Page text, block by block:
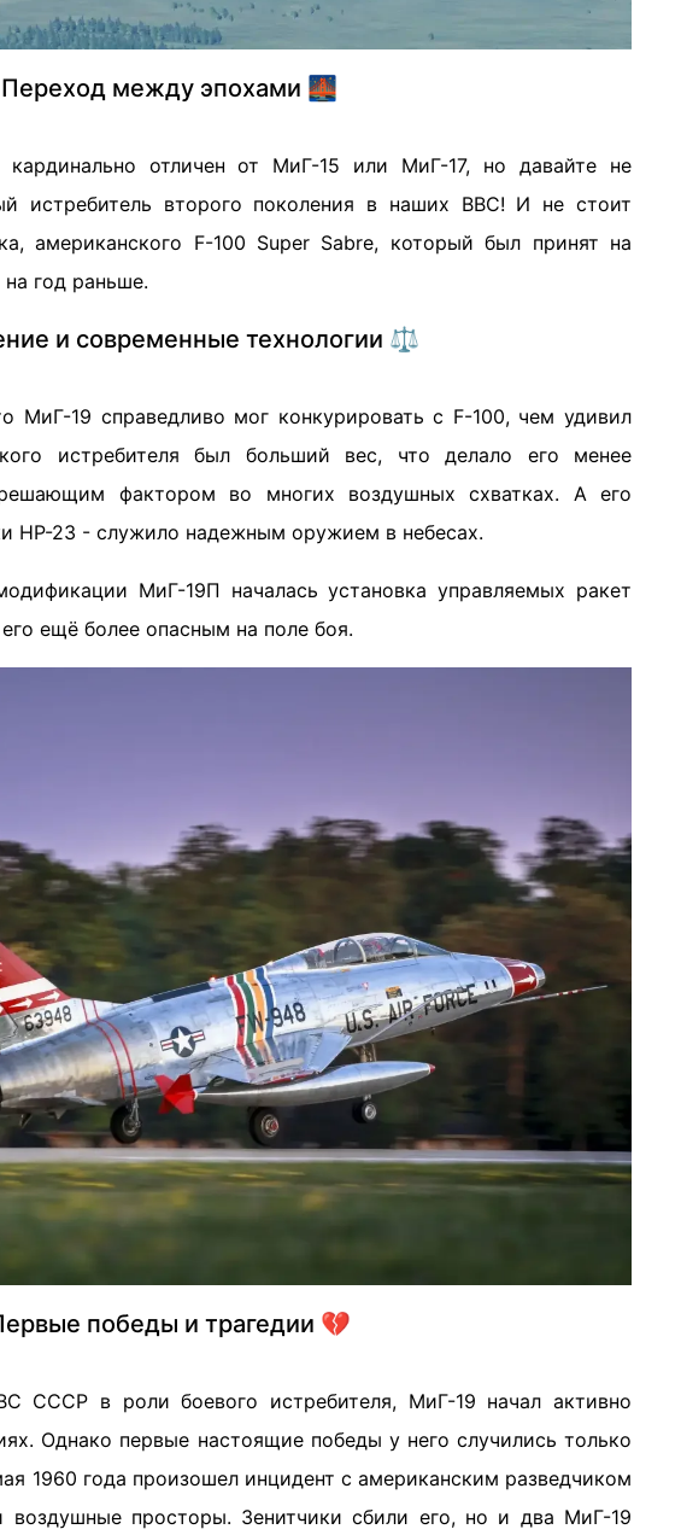
Переход между эпохами 🌉
отличен от МиГ-15 или МиГ-17, но давайте не
истребитель второго поколения в наших ВВС! И не стоит
американского F-100 Super Sabre, который был принят на
год раньше.
и современные технологии ⚖️
МиГ-19 справедливо мог конкурировать с F-100, чем удивил
истребителя был больший вес, что делало его менее
фактором во многих воздушных схватках. А его
НР-23 - служило надежным оружием в небесах.
МиГ-19П началась установка управляемых ракет
ещё более опасным на поле боя.
победы и трагедии 💔
СССР в роли боевого истребителя, МиГ-19 начал активно
Однако первые настоящие победы у него случились только
1960 года произошел инцидент с американским разведчиком
воздушные просторы. Зенитчики сбили его, но и два МиГ-19